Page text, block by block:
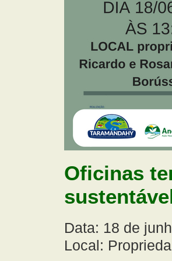
Oficinas
Data: 18 de
Local: